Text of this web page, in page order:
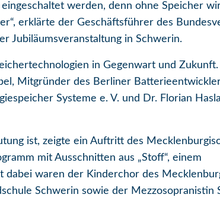
werden, denn ohne Speicher
erklärte der Geschäftsführer des
Jubiläumsveranstaltung in Schwerin.
in Gegenwart und
Mitgründer des Berliner
Systeme e. V. und Dr. Florian
ist, zeigte ein Auftritt des
mit Ausschnitten aus „Stoff“, einem
waren der Kinderchor des
Schwerin sowie der Mezzosopranistin